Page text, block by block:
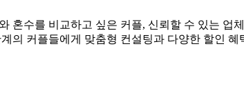
혼수를 비교하고 싶은 커플, 신뢰할 수 있는 업
의 커플들에게 맞춤형 컨설팅과 다양한 할인